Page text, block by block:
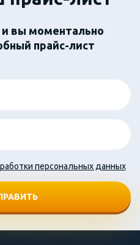
вы моментально
прайс-лист
персональных данных